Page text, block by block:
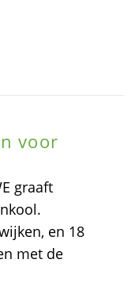
voor
graaft
en 18
met de